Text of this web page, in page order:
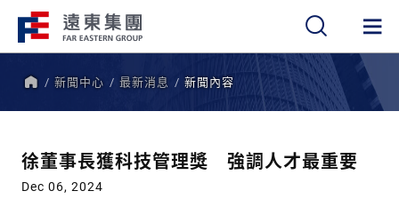
新聞中心 最新消息 新聞內容
徐董事長獲科技管理獎 強調人才最重要
Dec 06, 2024